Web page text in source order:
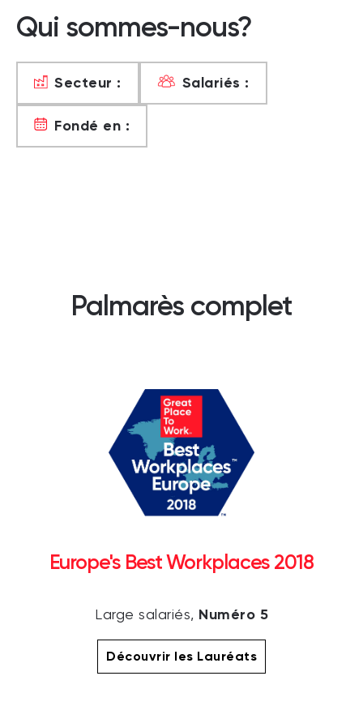
Qui sommes-nous?
Secteur : Salariés :
Fondé en :
Palmarès complet
Europe's Best Workplaces 2018
Large salariés, Numéro 5
Découvrir les Lauréats